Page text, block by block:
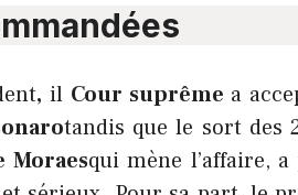
, il Cour suprême a
tandis que le sort des
Moraesqui mène l’affaire,